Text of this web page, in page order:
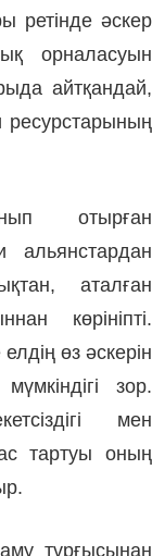
ретінде әскер
орналасуын
айтқан­дай,
ресурстарының
отыр­ған
альянс­тар­дан
аталған
көрініпті.
өз әскерін
зор.
мен
тартуы оның
тұрғысынан